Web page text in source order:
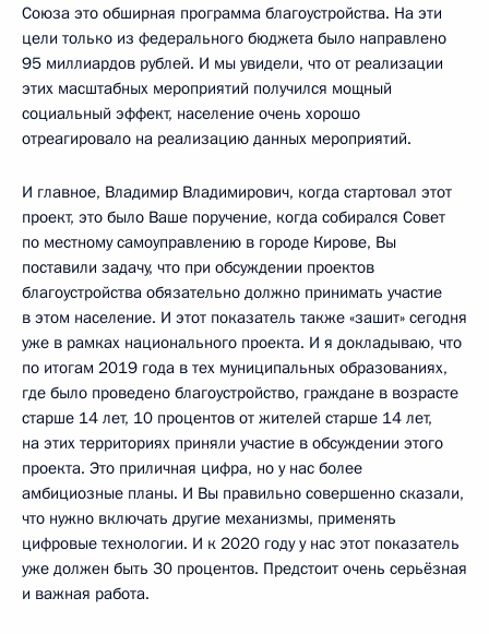
Союза это обширная программа благоустройства. На эти
цели только из федерального бюджета было направлено
95 миллиардов рублей. И мы увидели, что от реализации
этих масштабных мероприятий получился мощный
социальный эффект, население очень хорошо
отреагировало на реализацию данных мероприятий.
И главное, Владимир Владимирович, когда стартовал этот
проект, это было Ваше поручение, когда собирался Совет
по местному самоуправлению в городе Кирове, Вы
поставили задачу, что при обсуждении проектов
благоустройства обязательно должно принимать участие
в этом население. И этот показатель также «зашит» сегодня
уже в рамках национального проекта. И я докладываю, что
по итогам 2019 года в тех муниципальных образованиях,
где было проведено благоустройство, граждане в возрасте
старше 14 лет, 10 процентов от жителей старше 14 лет,
на этих территориях приняли участие в обсуждении этого
проекта. Это приличная цифра, но у нас более
амбициозные планы. И Вы правильно совершенно сказали,
что нужно включать другие механизмы, применять
цифровые технологии. И к 2020 году у нас этот показатель
уже должен быть 30 процентов. Предстоит очень серьёзная
и важная работа.